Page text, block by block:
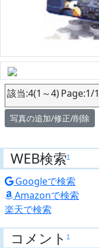
該当:4(1～4) Page:1/1
写真の追加/修正/削除
WEB検索†
Googleで検索
Amazonで検索
楽天で検索
コメント †